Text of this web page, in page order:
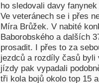
ho sledovali davy
Ve veteránech se i přes
Míra Brůžek. V nabité
Baborobského a dalších
prosadit. I přes to za
jezdců a rozdíly časů byli
jízdy pak vypadali
tři kola bojů okolo top 15